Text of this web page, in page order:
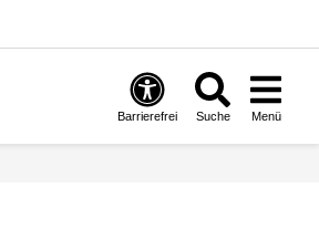
Barrierefrei Suche Menü